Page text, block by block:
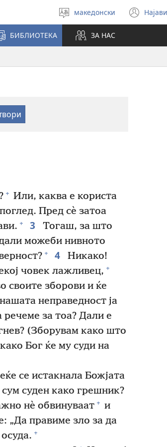
Избери
јазик
македонски
new
БИБЛИОТЕКА ЗА НАС
+ Или, каква е користа
Пред сѐ затоа
+ 3
Тогаш, за што
можеби нивното
+ 4
Никако!
човек лажливец, +
своите зборови и ќе
неправедност ја
за тоа? Дали е
(Зборувам како што
Бог ќе му суди на
се истакнала Божјата
суден како грешник?
нѐ обвинуваат + и
„Да правиме зло за да
+